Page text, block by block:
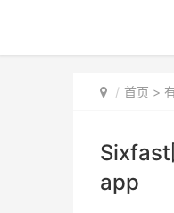
首页 >
Sixfast
app